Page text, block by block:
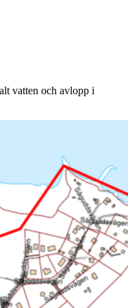
vatten och avlopp i